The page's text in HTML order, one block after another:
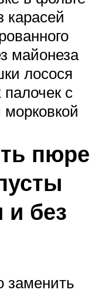
карасей
майонеза
лосося
с
пюре
и без
заменить